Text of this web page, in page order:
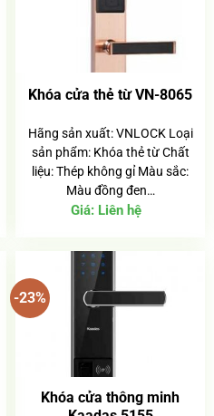
Khóa cửa thẻ từ VN-8065
Hãng sản xuất: VNLOCK Loại
sản phẩm: Khóa thẻ từ Chất
liệu: Thép không gỉ Màu sắc:
Màu đồng đen…
Giá: Liên hệ
-23%
Khóa cửa thông minh